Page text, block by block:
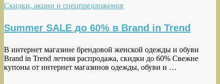
Скидки, акции и спецпредложения
Summer SALE до 60% в Brand in Trend
В интернет магазине брендовой женской одежды и обуви
Brand in Trend летняя распродажа, скидки до 60% Свежие
купоны от интернет магазинов одежды, обуви и …